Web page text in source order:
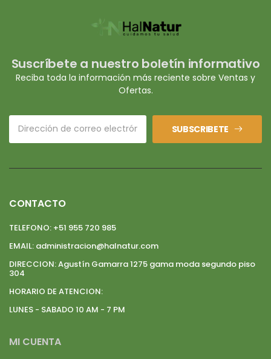
Suscríbete a nuestro boletín informativo
Reciba toda la información más reciente sobre Ventas y
Ofertas.
SUBSCRIBETE
CONTACTO
TELEFONO: +51 955 720 985
EMAIL: administracion@halnatur.com
DIRECCION:Agustín Gamarra 1275 gama moda segundo piso
304
HORARIO DE ATENCION:
LUNES - SABADO 10 AM - 7 PM
MI CUENTA